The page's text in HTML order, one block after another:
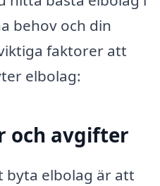
behov och din
faktorer att
elbolag:
och avgifter
byta elbolag är att